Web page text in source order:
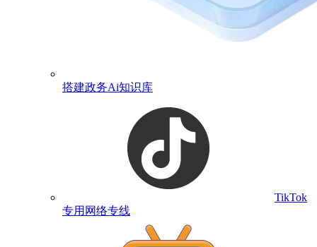
搭建政务Ai知识库
TikTok
专用网络专线